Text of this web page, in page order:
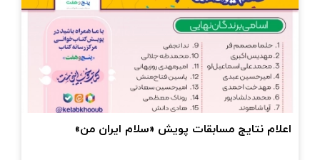
اعلام نتایج مسابقات پویش «سلام ایران من»